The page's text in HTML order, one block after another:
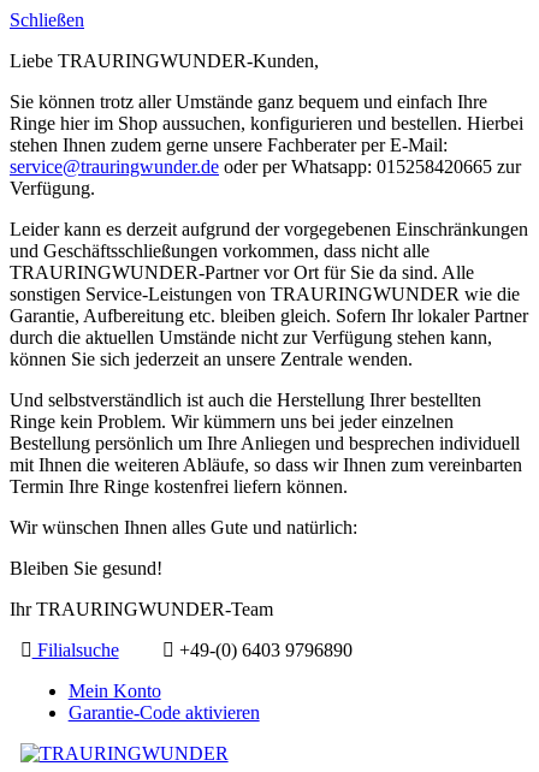
Schließen
Liebe TRAURINGWUNDER-Kunden,
Sie können trotz aller Umstände ganz bequem und einfach Ihre
Ringe hier im Shop aussuchen, konfigurieren und bestellen. Hierbei
stehen Ihnen zudem gerne unsere Fachberater per E-Mail:
service@trauringwunder.de oder per Whatsapp: 015258420665 zur
Verfügung.
Leider kann es derzeit aufgrund der vorgegebenen Einschränkungen
und Geschäftsschließungen vorkommen, dass nicht alle
TRAURINGWUNDER-Partner vor Ort für Sie da sind. Alle
sonstigen Service-Leistungen von TRAURINGWUNDER wie die
Garantie, Aufbereitung etc. bleiben gleich. Sofern Ihr lokaler Partner
durch die aktuellen Umstände nicht zur Verfügung stehen kann,
können Sie sich jederzeit an unsere Zentrale wenden.
Und selbstverständlich ist auch die Herstellung Ihrer bestellten
Ringe kein Problem. Wir kümmern uns bei jeder einzelnen
Bestellung persönlich um Ihre Anliegen und besprechen individuell
mit Ihnen die weiteren Abläufe, so dass wir Ihnen zum vereinbarten
Termin Ihre Ringe kostenfrei liefern können.
Wir wünschen Ihnen alles Gute und natürlich:
Bleiben Sie gesund!
Ihr TRAURINGWUNDER-Team
Filialsuche
+49-(0) 6403 9796890
Mein Konto
Garantie-Code aktivieren